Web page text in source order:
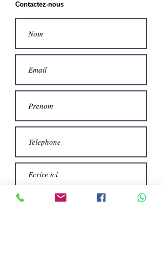
Contactez-nous